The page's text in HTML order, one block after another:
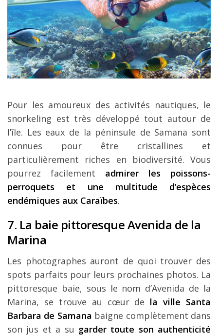
Pour les amoureux des activités nautiques, le
snorkeling est très développé tout autour de
l’île. Les eaux de la péninsule de Samana sont
connues pour être cristallines et
particulièrement riches en biodiversité. Vous
pourrez facilement admirer les poissons-
perroquets et une multitude d’espèces
endémiques aux Caraïbes.
7. La baie pittoresque Avenida de la
Marina
Les photographes auront de quoi trouver des
spots parfaits pour leurs prochaines photos. La
pittoresque baie, sous le nom d’Avenida de la
Marina, se trouve au cœur de la ville Santa
Barbara de Samana baigne complètement dans
son jus et a su garder toute son authenticité